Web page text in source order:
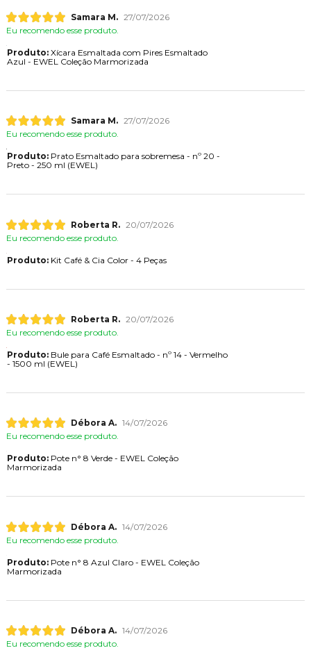
Samara M. 27/07/2026
Eu recomendo esse produto.
Produto:Xícara Esmaltada com Pires Esmaltado
Azul - EWEL Coleção Marmorizada
Samara M. 27/07/2026
Eu recomendo esse produto.
Produto:Prato Esmaltado para sobremesa - nº 20 -
Preto - 250 ml (EWEL)
Roberta R. 20/07/2026
Eu recomendo esse produto.
Produto:Kit Café & Cia Color - 4 Peças
Roberta R. 20/07/2026
Eu recomendo esse produto.
Produto:Bule para Café Esmaltado - nº 14 - Vermelho
- 1500 ml (EWEL)
Débora A. 14/07/2026
Eu recomendo esse produto.
Produto:Pote n° 8 Verde - EWEL Coleção
Marmorizada
Débora A. 14/07/2026
Eu recomendo esse produto.
Produto:Pote n° 8 Azul Claro - EWEL Coleção
Marmorizada
Débora A. 14/07/2026
Eu recomendo esse produto.